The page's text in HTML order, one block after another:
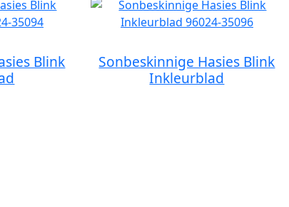
Blink
Sonbeskinnige Hasies Blink
Inkleurblad